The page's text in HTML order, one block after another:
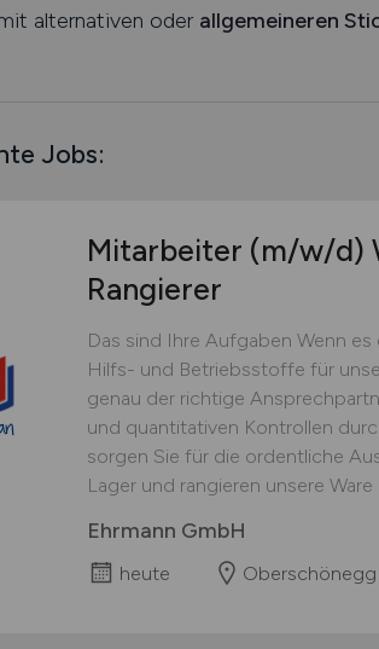
alternativen oder allgemeineren
Jobs:
Mitarbeiter (m/w/d)
Rangierer
Das sind Ihre Aufgaben Wenn
Hilfs- und Betriebsstoffe für
genau der richtige
und quantitativen Kontrollen
sorgen Sie für die ordentliche
Lager und rangieren unsere
Ehrmann GmbH
heute Oberschönegg